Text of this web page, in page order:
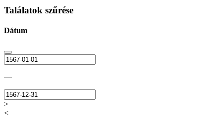
Találatok szűrése
Dátum
—
>
<